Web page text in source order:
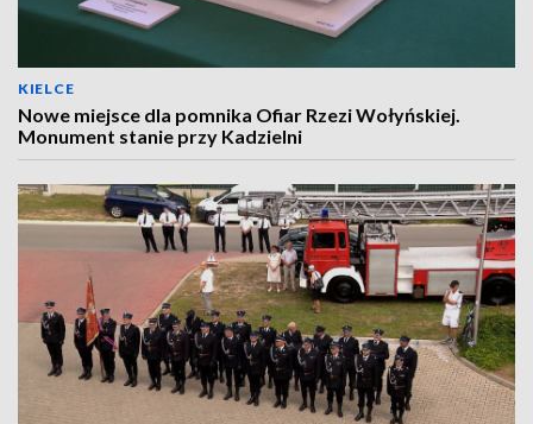
KIELCE
Nowe miejsce dla pomnika Ofiar Rzezi Wołyńskiej.
Monument stanie przy Kadzielni